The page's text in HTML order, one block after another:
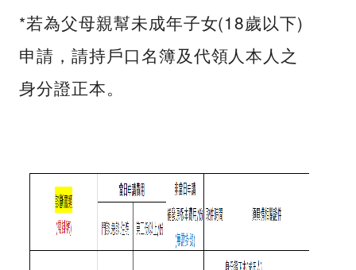
*若為父母親幫未成年子女(18歲以下)
申請，請持戶口名簿及代領人本人之
身分證正本。